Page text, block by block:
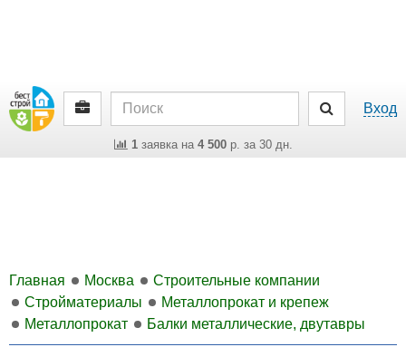
Вход
1заявка на 4 500р. за 30 дн.
Главная Москва
Строительные компании
Стройматериалы
Металлопрокат и крепеж
Металлопрокат
Балки металлические, двутавры